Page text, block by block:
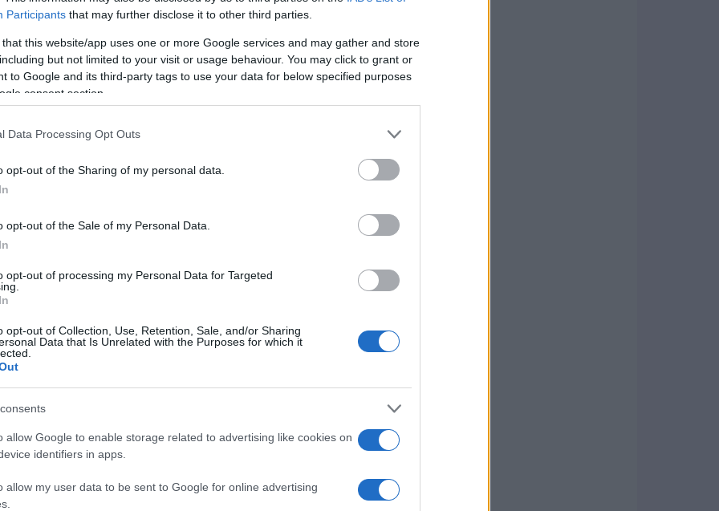
Participants that may further disclose it to other third parties.
that this website/app uses one or more Google services and may gather and store
but not limited to your visit or usage behaviour. You may click to grant or
to Google and its third-party tags to use your data for below specified purposes
consent section.
Data Processing Opt Outs
opt-out of the Sharing of my personal data.
opt-out of the Sale of my Personal Data.
opt-out of processing my Personal Data for Targeted
opt-out of Collection, Use, Retention, Sale, and/or Sharing
Data that Is Unrelated with the Purposes for which it
allow Google to enable storage related to advertising like cookies on
identifiers in apps.
allow my user data to be sent to Google for online advertising
moderne Smart TV è la disponibilità di
Pensa a quanto sia facile accedere a
e Amazon Prime Video, tutte a portata
anche app esclusive che possono variare
significa che l’intrattenimento è
notare che, mentre molte di queste app sono
o acquisti una tantum, quindi è bene